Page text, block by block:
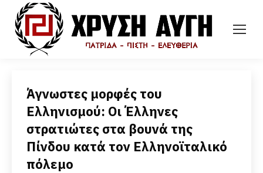
Άγνωστες μορφές του
Ελληνισμού: Οι Έλληνες
στρατιώτες στα βουνά της
Πίνδου κατά τον Ελληνοϊταλικό
πόλεμο